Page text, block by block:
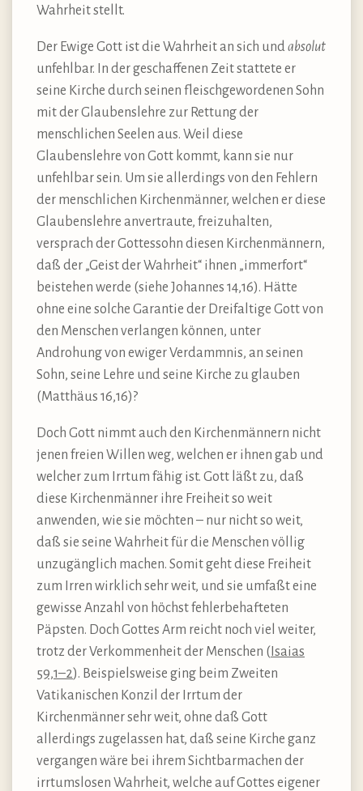
Wahrheit stellt.
Der Ewige Gott ist die Wahrheit an sich undabsolut
unfehlbar. In der geschaffenen Zeit stattete er
seine Kirche durch seinen fleischgewordenen Sohn
mit der Glaubenslehre zur Rettung der
menschlichen Seelen aus. Weil diese
Glaubenslehre von Gott kommt, kann sie nur
unfehlbar sein. Um sie allerdings von den Fehlern
der menschlichen Kirchenmänner, welchen er diese
Glaubenslehre anvertraute, freizuhalten,
versprach der Gottessohn diesen Kirchenmännern,
daß der „Geist der Wahrheit“ ihnen „immerfort“
beistehen werde (siehe Johannes 14,16). Hätte
ohne eine solche Garantie der Dreifaltige Gott von
den Menschen verlangen können, unter
Androhung von ewiger Verdammnis, an seinen
Sohn, seine Lehre und seine Kirche zu glauben
(Matthäus 16,16)?
Doch Gott nimmt auch den Kirchenmännern nicht
jenen freien Willen weg, welchen er ihnen gab und
welcher zum Irrtum fähig ist. Gott läßt zu, daß
diese Kirchenmänner ihre Freiheit so weit
anwenden, wie sie möchten – nur nicht so weit,
daß sie seine Wahrheit für die Menschen völlig
unzugänglich machen. Somit geht diese Freiheit
zum Irren wirklich sehr weit, und sie umfaßt eine
gewisse Anzahl von höchst fehlerbehafteten
Päpsten. Doch Gottes Arm reicht noch viel weiter,
trotz der Verkommenheit der Menschen ( Isaias
59,1–2). Beispielsweise ging beim Zweiten
Vatikanischen Konzil der Irrtum der
Kirchenmänner sehr weit, ohne daß Gott
allerdings zugelassen hat, daß seine Kirche ganz
vergangen wäre bei ihrem Sichtbarmachen der
irrtumslosen Wahrheit, welche auf Gottes eigener